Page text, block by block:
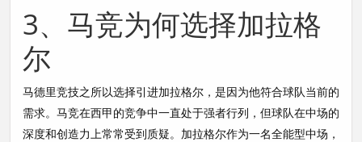
3、马竞为何选择加拉格
尔
马德里竞技之所以选择引进加拉格尔，是因为他符合球队当前的
需求。马竞在西甲的竞争中一直处于强者行列，但球队在中场的
深度和创造力上常常受到质疑。加拉格尔作为一名全能型中场，